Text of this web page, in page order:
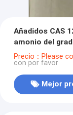
Añadidos CAS
amonio del
Precio：Please
con por favor
Mejor